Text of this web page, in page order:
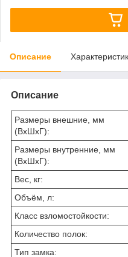
Описание
Описание
Размеры внешние, мм
(ВхШхГ):
Размеры внутренние, мм
(ВхШхГ):
Вес, кг:
Объём, л:
Класс взломостойкости:
Количество полок:
Тип замка: